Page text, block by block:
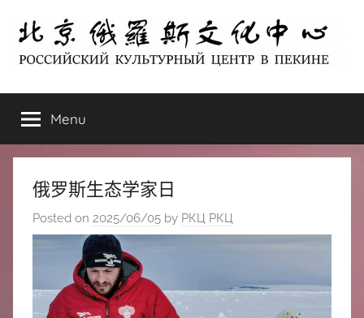
content
北
京
俄
罗
文
ЦЕНТР
В
ПЕКИНЕ
Menu
俄罗斯生态学家日
Posted on 2025/06/05 by РКЦ РКЦ